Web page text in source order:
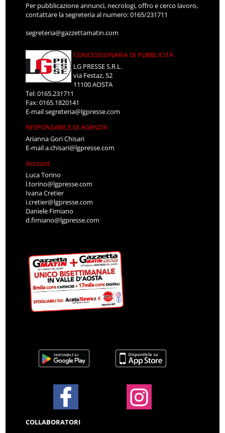
Per pubblicazione annunci, necrologi, offro e cerco lavoro,
contattare la segreteria al numero: 0165/231711
segreteria@gazzettamatin.com
CONCESSIONARIA DI PUBBLICITÀ
LG PRESSE S.R.L.
via Festaz, 52
11100 AOSTA
Tel: 0165.231711
Fax: 0165.1820141
E-mailsegreteria@lgpresse.com
RESPONSABILE DI AGENZIA
Arianna Gori Chisari
E-maila.chisari@lgpresse.com
Account
Luca Torino
l.torino@lgpresse.com
Ivana Cretier
i.cretier@lgpresse.com
Daniele Fimiano
d.fimiano@lgpresse.com
COLLABORATORI